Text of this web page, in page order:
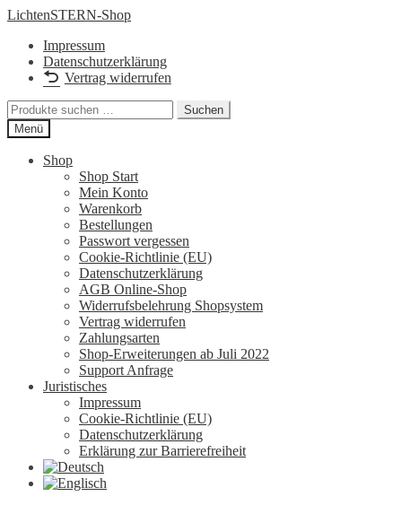
Zur
springen
Zum
springen
LichtenSTERN-Shop
Impressum
Datenschutzerklärung
Vertrag widerrufen
Suchen
nach:
Suchen
Menü
Shop
Shop Start
Mein Konto
Warenkorb
Bestellungen
Passwort vergessen
Cookie-Richtlinie (EU)
Datenschutzerklärung
AGB Online-Shop
Widerrufsbelehrung Shopsystem
Vertrag widerrufen
Zahlungsarten
Shop-Erweiterungen ab Juli 2022
Support Anfrage
Juristisches
Impressum
Cookie-Richtlinie (EU)
Datenschutzerklärung
Erklärung zur Barrierefreiheit